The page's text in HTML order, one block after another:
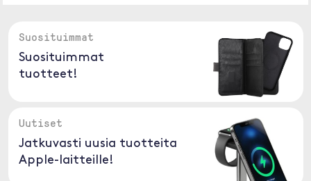
Suosituimmat
Suosituimmat
tuotteet!
Uutiset
Jatkuvasti uusia tuotteita
Apple-laitteille!